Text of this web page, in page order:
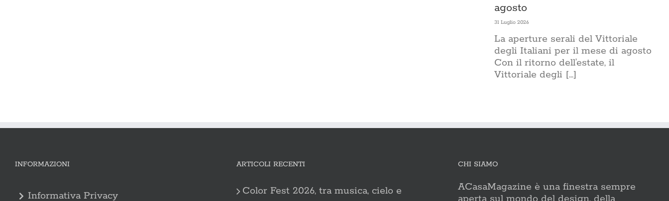
agosto
31 Luglio 2026
La aperture serali del Vittoriale
degli Italiani per il mese di agosto
Con il ritorno dell’estate, il
Vittoriale degli [...]
INFORMAZIONI
Informativa Privacy
ARTICOLI RECENTI
Color Fest 2026, tra musica, cielo e
CHI SIAMO
ACasaMagazine è una finestra sempre